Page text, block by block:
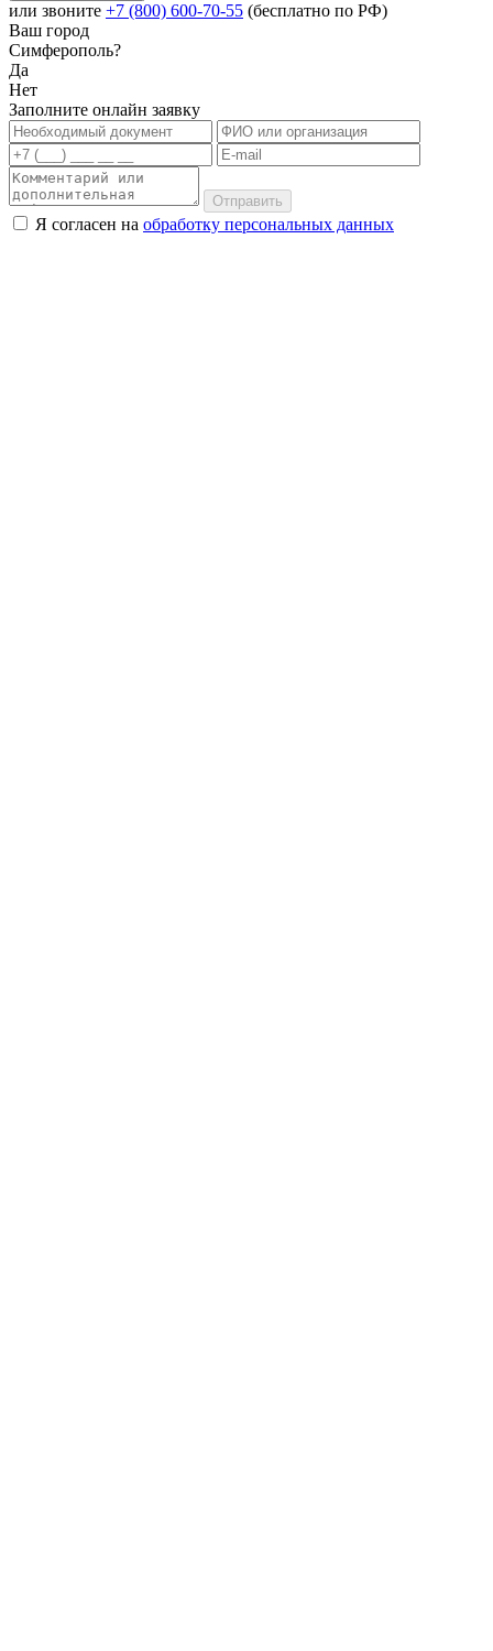
или звоните +7 (800) 600-70-55 (бесплатно по РФ)
Ваш город
Симферополь?
Да
Нет
Заполните онлайн заявку
Отправить
Я согласен на обработку персональных данных